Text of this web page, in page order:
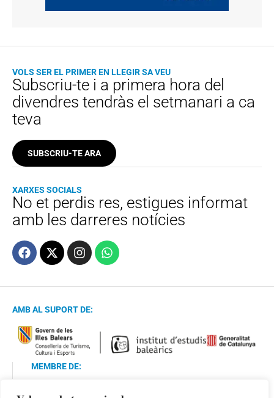
VOLS SER EL PRIMER EN LLEGIR SA VEU
Subscriu-te i a primera hora del
divendres tendràs el setmanari a ca
teva
SUBSCRIU-TE ARA
XARXES SOCIALS
No et perdis res, estigues informat
amb les darreres notícies
AMB AL SUPORT DE:
MEMBRE DE: